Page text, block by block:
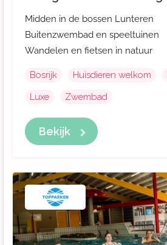
Midden in de bossen Lunteren
Buitenzwembad en speeltuinen
Wandelen en fietsen in natuur
Bosrijk Huisdieren welkom
Luxe
Zwembad
Bekijk